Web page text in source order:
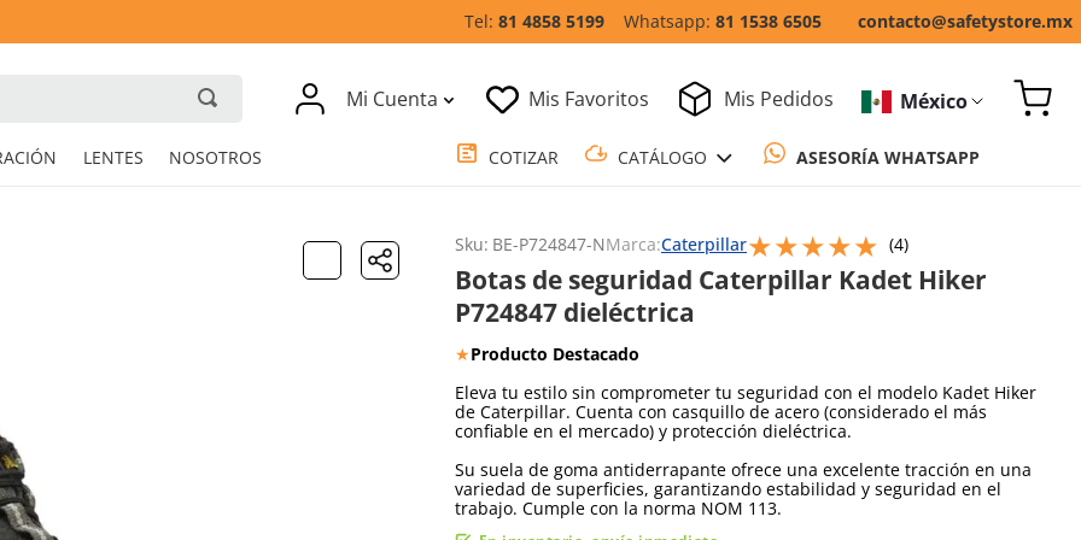
81 4858 5199 81 1538 6505 contacto@safetystore.mx
Mi Cuenta Mis Favoritos Mis Pedidos México
Sku: BE-P724847-NMarca:Caterpillar★★★★★ (4)
Escribe un comentario
Botas de seguridad Caterpillar Kadet Hiker
P724847 dieléctrica
★Producto Destacado
Eleva tu estilo sin comprometer tu seguridad con el modelo Kadet Hiker
de Caterpillar. Cuenta con casquillo de acero (considerado el más
confiable en el mercado) y protección dieléctrica.
Su suela de goma antiderrapante ofrece una excelente tracción en una
variedad de superficies, garantizando estabilidad y seguridad en el
trabajo. Cumple con la norma NOM 113.